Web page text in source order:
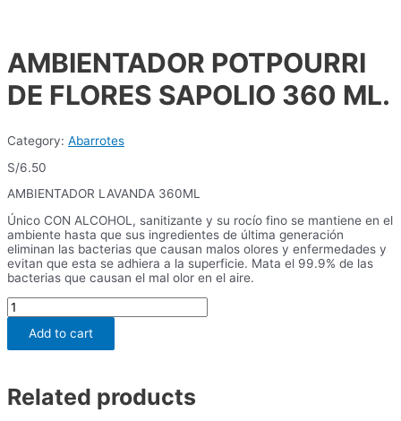
AMBIENTADOR POTPOURRI
DE FLORES SAPOLIO 360 ML.
Category: Abarrotes
S/6.50
AMBIENTADOR LAVANDA 360ML
Único CON ALCOHOL, sanitizante y su rocío fino se mantiene en el
ambiente hasta que sus ingredientes de última generación
eliminan las bacterias que causan malos olores y enfermedades y
evitan que esta se adhiera a la superficie. Mata el 99.9% de las
bacterias que causan el mal olor en el aire.
AMBIENTADOR
POTPOURRI
FLORES
ML.
quantity
Add to cart
Related products